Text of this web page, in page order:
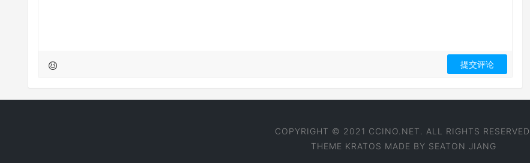
COPYRIGHT © 2021 CCINO.NET. ALL RIGHTS RESERVED.
THEME KRATOS MADE BY SEATON JIANG